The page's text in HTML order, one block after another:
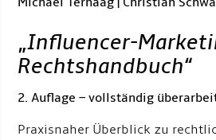
„Influencer-
Rechtshandbuch“
2. Auflage – vollständig
Praxisnaher Überblick zu